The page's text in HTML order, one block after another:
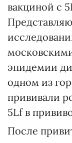
вакциной с
эпидемии
одном из
прививали
5Lf в
После